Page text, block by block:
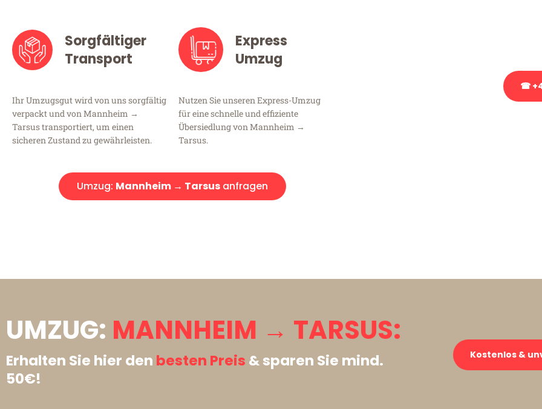
Sorgfältiger
Transport
Ihr Umzugsgut wird von uns sorgfältig
verpackt und von Mannheim →
Tarsus transportiert, um einen
sicheren Zustand zu gewährleisten.
Express
Umzug
Nutzen Sie unseren Express-Umzug
für eine schnelle und effiziente
Übersiedlung von Mannheim →
Tarsus.
Umzug: Mannheim → Tarsus anfragen
☎
UMZUG: MANNHEIM → TARSUS:
Erhalten Sie hier den besten Preis & sparen Sie mind.
50€!
Kostenlos &